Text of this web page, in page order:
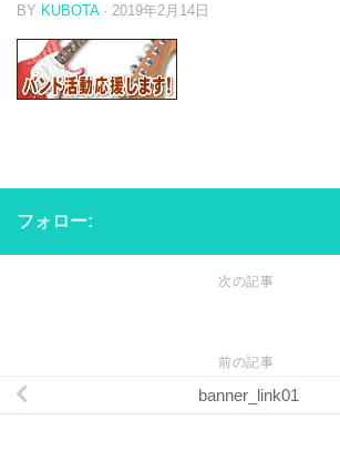
BY KUBOTA · 2019年2月14日
フォロー:
次の記事
前の記事
banner_link01